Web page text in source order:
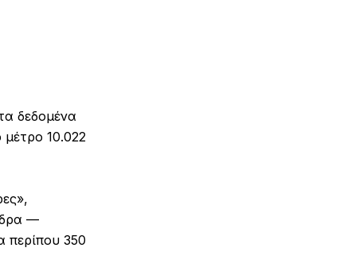
δεδομένα
μέτρο 10.022
—
περίπου 350